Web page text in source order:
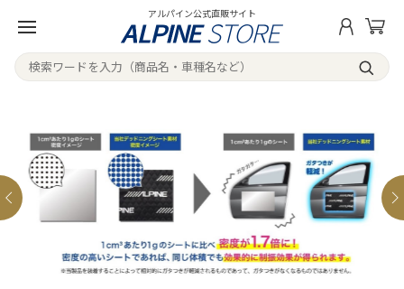
アルパイン公式直販サイト